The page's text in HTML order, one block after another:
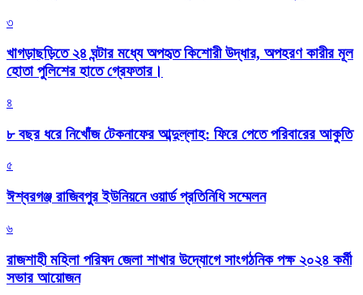
৩
খাগড়াছড়িতে ২৪ ঘন্টার মধ্যে অপহৃত কিশোরী উদ্ধার, অপহরণ কারীর মূল
হোতা পুলিশের হাতে গ্রেফতার।
৪
৮ বছর ধরে নিখোঁজ টেকনাফের আব্দুল্লাহ: ফিরে পেতে পরিবারের আকুতি
৫
ঈশ্বরগঞ্জ রাজিবপুর ইউনিয়নে ওয়ার্ড প্রতিনিধি সম্মেলন
৬
রাজশাহী মহিলা পরিষদ জেলা শাখার উদ্যোগে সাংগঠনিক পক্ষ ২০২৪ কর্মী
সভার আয়োজন